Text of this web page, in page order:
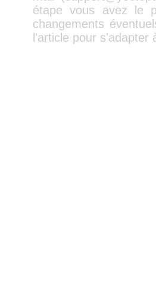
étape vous avez le
changements
l'article pour s'adapter